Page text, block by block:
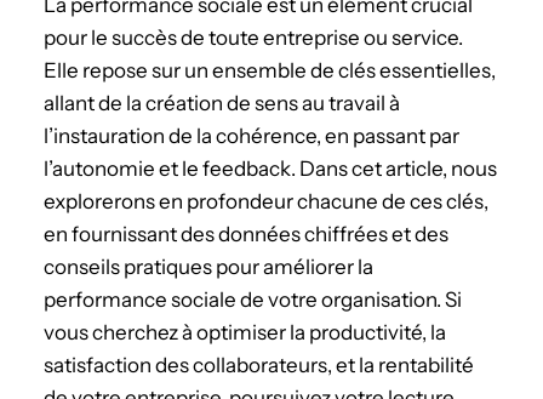
pour le succès de toute entreprise ou service.
Elle repose sur un ensemble de clés essentielles,
allant de la création de sens au travail à
l’instauration de la cohérence, en passant par
l’autonomie et le feedback. Dans cet article, nous
explorerons en profondeur chacune de ces clés,
en fournissant des données chiffrées et des
conseils pratiques pour améliorer la
performance sociale de votre organisation. Si
vous cherchez à optimiser la productivité, la
satisfaction des collaborateurs, et la rentabilité